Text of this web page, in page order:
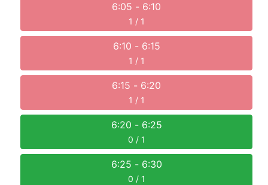
6:05 - 6:10
1 / 1
6:10 - 6:15
1 / 1
6:15 - 6:20
1 / 1
6:20 - 6:25
0 / 1
6:25 - 6:30
0 / 1